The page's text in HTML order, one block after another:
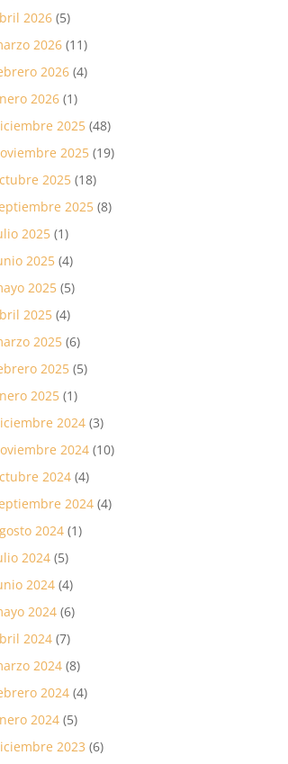
2026 (5)
2026 (11)
2026 (4)
2026 (1)
2025 (48)
2025 (19)
2025 (18)
2025 (8)
2025 (1)
2025 (4)
2025 (5)
2025 (4)
2025 (6)
2025 (5)
2025 (1)
2024 (3)
2024 (10)
2024 (4)
2024 (4)
2024 (1)
2024 (5)
2024 (4)
2024 (6)
2024 (7)
2024 (8)
2024 (4)
2024 (5)
2023 (6)